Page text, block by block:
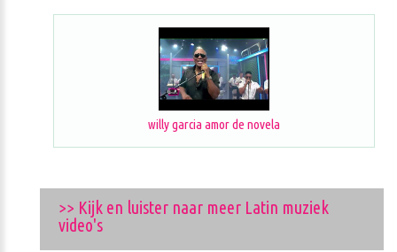
willy garcia amor de novela
>> Kijk en luister naar meer Latin muziek
video's